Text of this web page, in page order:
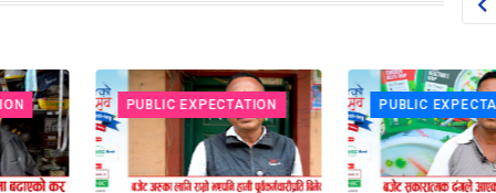
PUBLIC EXPECTATION PUBLIC